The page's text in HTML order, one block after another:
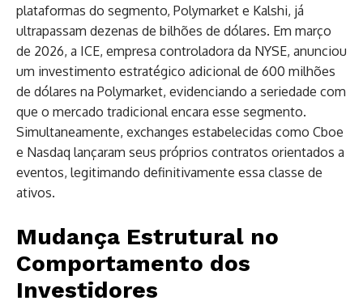
plataformas do segmento, Polymarket e Kalshi, já
ultrapassam dezenas de bilhões de dólares. Em março
de 2026, a ICE, empresa controladora da NYSE, anunciou
um investimento estratégico adicional de 600 milhões
de dólares na Polymarket, evidenciando a seriedade com
que o mercado tradicional encara esse segmento.
Simultaneamente, exchanges estabelecidas como Cboe
e Nasdaq lançaram seus próprios contratos orientados a
eventos, legitimando definitivamente essa classe de
ativos.
Mudança Estrutural no
Comportamento dos
Investidores